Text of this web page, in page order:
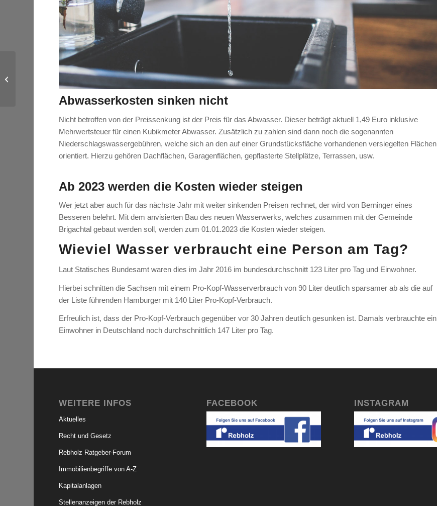
Abwasserkosten sinken nicht
Nicht betroffen von der Preissenkung ist der Preis für das Abwasser. Dieser beträgt aktuell 1,49 Euro inklusive
Mehrwertsteuer für einen Kubikmeter Abwasser. Zusätzlich zu zahlen sind dann noch die sogenannten
Niederschlagswassergebühren, welche sich an den auf einer Grundstücksfläche vorhandenen versiegelten Flächen
orientiert. Hierzu gehören Dachflächen, Garagenflächen, gepflasterte Stellplätze, Terrassen, usw.
Ab 2023 werden die Kosten wieder steigen
Wer jetzt aber auch für das nächste Jahr mit weiter sinkenden Preisen rechnet, der wird von Berninger eines
Besseren belehrt. Mit dem anvisierten Bau des neuen Wasserwerks, welches zusammen mit der Gemeinde
Brigachtal gebaut werden soll, werden zum 01.01.2023 die Kosten wieder steigen.
Wieviel Wasser verbraucht eine Person am Tag?
Laut Statisches Bundesamt waren dies im Jahr 2016 im bundesdurchschnitt 123 Liter pro Tag und Einwohner.
Hierbei schnitten die Sachsen mit einem Pro-Kopf-Wasserverbrauch von 90 Liter deutlich sparsamer ab als die auf
der Liste führenden Hamburger mit 140 Liter Pro-Kopf-Verbrauch.
Erfreulich ist, dass der Pro-Kopf-Verbrauch gegenüber vor 30 Jahren deutlich gesunken ist. Damals verbrauchte ein
Einwohner in Deutschland noch durchschnittlich 147 Liter pro Tag.
WEITERE INFOS
Aktuelles
Recht und Gesetz
Rebholz Ratgeber-Forum
Immobilienbegriffe von A-Z
Kapitalanlagen
Stellenanzeigen der Rebholz
FACEBOOK INSTAGRAM
Neues Gesetz zur
Maklerprovision